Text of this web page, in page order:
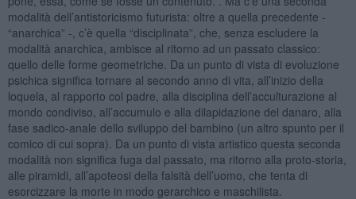
modalità dell’antistoricismo futurista: oltre a quella precedente -
“anarchica” -, c’è quella “disciplinata”, che, senza escludere la
modalità anarchica, ambisce al ritorno ad un passato classico:
quello delle forme geometriche. Da un punto di vista di evoluzione
psichica significa tornare al secondo anno di vita, all’inizio della
loquela, al rapporto col padre, alla disciplina dell’acculturazione al
mondo condiviso, all’accumulo e alla dilapidazione del danaro, alla
fase sadico-anale dello sviluppo del bambino (un altro spunto per il
comico di cui sopra). Da un punto di vista artistico questa seconda
modalità non significa fuga dal passato, ma ritorno alla proto-storia,
alle piramidi, all’apoteosi della falsità dell’uomo, che tenta di
esorcizzare la morte in modo gerarchico e maschilista.